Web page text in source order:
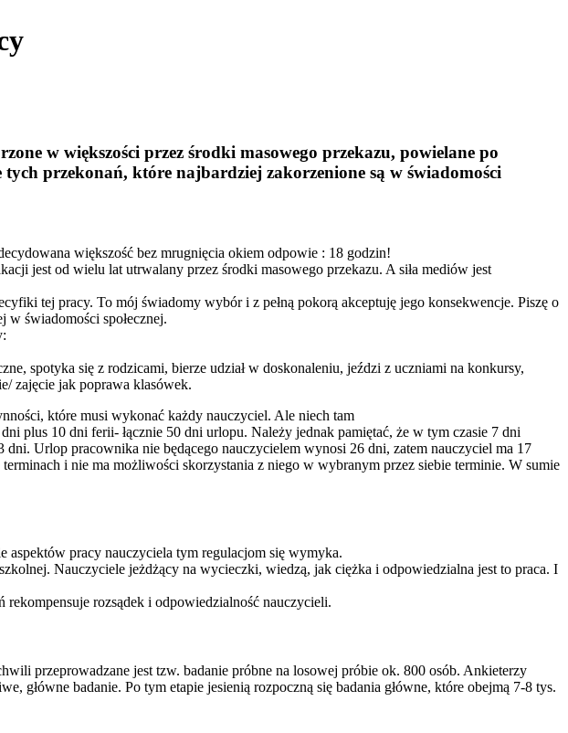
w większości przez środki masowego przekazu, powielane po
przekonań, które najbardziej zakorzenione są w świadomości
większość bez mrugnięcia okiem odpowie : 18 godzin!
jest od wielu lat utrwalany przez środki masowego przekazu. A siła mediów jest
tej pracy. To mój świadomy wybór i z pełną pokorą akceptuję jego konsekwencje. Piszę o
świadomości społecznej.
spotyka się z rodzicami, bierze udział w doskonaleniu, jeździ z uczniami na konkursy,
zajęcie jak poprawa klasówek.
które musi wykonać każdy nauczyciel. Ale niech tam
plus 10 dni ferii- łącznie 50 dni urlopu. Należy jednak pamiętać, że w tym czasie 7 dni
Urlop pracownika nie będącego nauczycielem wynosi 26 dni, zatem nauczyciel ma 17
i nie ma możliwości skorzystania z niego w wybranym przez siebie terminie. W sumie
aspektów pracy nauczyciela tym regulacjom się wymyka.
Nauczyciele jeżdżący na wycieczki, wiedzą, jak ciężka i odpowiedzialna jest to praca. I
rozsądek i odpowiedzialność nauczycieli.
przeprowadzane jest tzw. badanie próbne na losowej próbie ok. 800 osób. Ankieterzy
główne badanie. Po tym etapie jesienią rozpoczną się badania główne, które obejmą 7-8 tys.